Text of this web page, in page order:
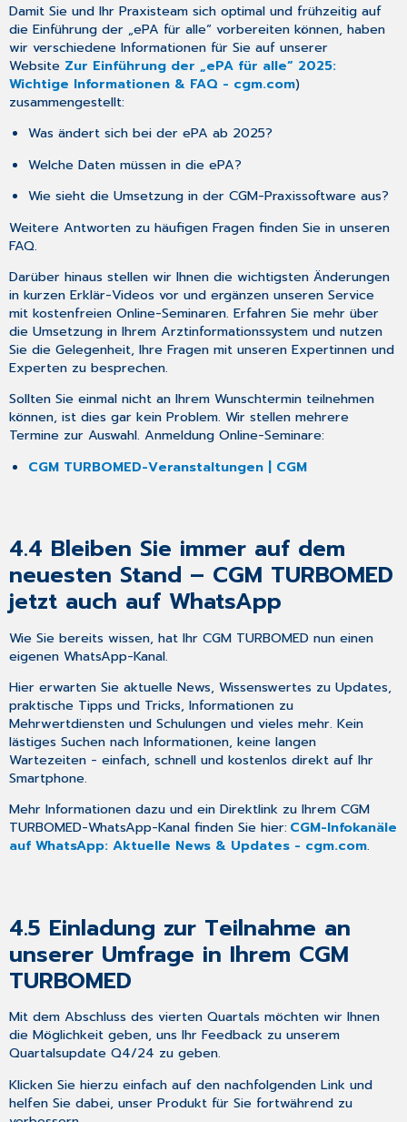
Damit Sie und Ihr Praxisteam sich optimal und frühzeitig auf
die Einführung der „ePA für alle“ vorbereiten können, haben
wir verschiedene Informationen für Sie auf unserer
Website Zur Einführung der „ePA für alle“ 2025:
Wichtige Informationen & FAQ - cgm.com)
zusammengestellt:
Was ändert sich bei der ePA ab 2025?
Welche Daten müssen in die ePA?
Wie sieht die Umsetzung in der CGM-Praxissoftware aus?
Weitere Antworten zu häufigen Fragen finden Sie in unseren
FAQ.
Darüber hinaus stellen wir Ihnen die wichtigsten Änderungen
in kurzen Erklär-Videos vor und ergänzen unseren Service
mit kostenfreien Online-Seminaren. Erfahren Sie mehr über
die Umsetzung in Ihrem Arztinformationssystem und nutzen
Sie die Gelegenheit, Ihre Fragen mit unseren Expertinnen und
Experten zu besprechen.
Sollten Sie einmal nicht an Ihrem Wunschtermin teilnehmen
können, ist dies gar kein Problem. Wir stellen mehrere
Termine zur Auswahl. Anmeldung Online-Seminare:
CGM TURBOMED-Veranstaltungen | CGM
4.4 Bleiben Sie immer auf dem
neuesten Stand – CGM TURBOMED
jetzt auch auf WhatsApp
Wie Sie bereits wissen, hat Ihr CGM TURBOMED nun einen
eigenen WhatsApp-Kanal.
Hier erwarten Sie aktuelle News, Wissenswertes zu Updates,
praktische Tipps und Tricks, Informationen zu
Mehrwertdiensten und Schulungen und vieles mehr. Kein
lästiges Suchen nach Informationen, keine langen
Wartezeiten - einfach, schnell und kostenlos direkt auf Ihr
Smartphone.
Mehr Informationen dazu und ein Direktlink zu Ihrem CGM
TURBOMED-WhatsApp-Kanal finden Sie hier: CGM-Infokanäle
auf WhatsApp: Aktuelle News & Updates - cgm.com.
4.5 Einladung zur Teilnahme an
unserer Umfrage in Ihrem CGM
TURBOMED
Mit dem Abschluss des vierten Quartals möchten wir Ihnen
die Möglichkeit geben, uns Ihr Feedback zu unserem
Quartalsupdate Q4/24 zu geben.
Klicken Sie hierzu einfach auf den nachfolgenden Link und
helfen Sie dabei, unser Produkt für Sie fortwährend zu